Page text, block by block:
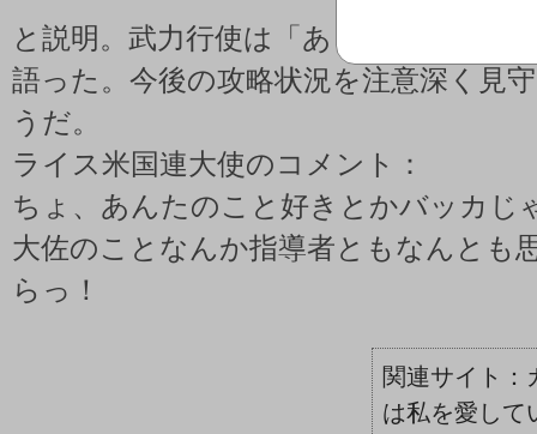
と説明。武力行使は「あくまで国民の
語った。今後の攻略状況を注意深く見
うだ。
ライス米国連大使のコメント：
ちょ、あんたのこと好きとかバッカ
大佐のことなんか指導者ともなんとも
らっ！
は私を愛して